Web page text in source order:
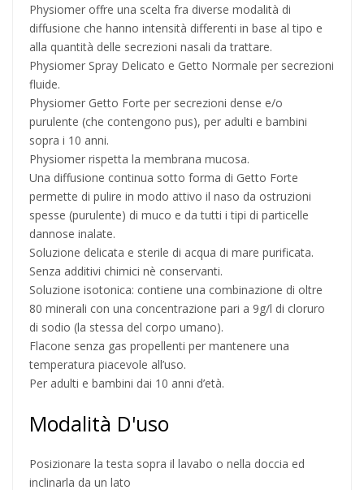
Physiomer offre una scelta fra diverse modalità di
diffusione che hanno intensità differenti in base al tipo e
alla quantità delle secrezioni nasali da trattare.
Physiomer Spray Delicato e Getto Normale per secrezioni
fluide.
Physiomer Getto Forte per secrezioni dense e/o
purulente (che contengono pus), per adulti e bambini
sopra i 10 anni.
Physiomer rispetta la membrana mucosa.
Una diffusione continua sotto forma di Getto Forte
permette di pulire in modo attivo il naso da ostruzioni
spesse (purulente) di muco e da tutti i tipi di particelle
dannose inalate.
Soluzione delicata e sterile di acqua di mare purificata.
Senza additivi chimici nè conservanti.
Soluzione isotonica: contiene una combinazione di oltre
80 minerali con una concentrazione pari a 9g/l di cloruro
di sodio (la stessa del corpo umano).
Flacone senza gas propellenti per mantenere una
temperatura piacevole all’uso.
Per adulti e bambini dai 10 anni d’età.
Modalità D'uso
Posizionare la testa sopra il lavabo o nella doccia ed
inclinarla da un lato